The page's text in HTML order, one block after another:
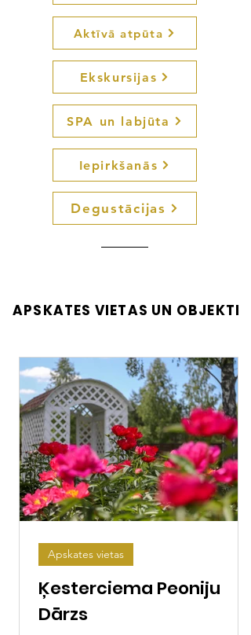
Aktīvā atpūta
Ekskursijas
SPA un labjūta
Iepirkšanās
Degustācijas
APSKATES VIETAS UN OBJEKTI
APSKATES VIETAS UN OBJEKTI
Ķesterciema Peoniju
Dārzs
Apskates vietas